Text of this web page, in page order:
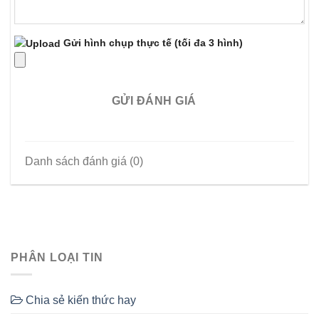
PHÂN LOẠI TIN
Chia sẻ kiến thức hay
Gửi hình chụp thực tế (tối đa 3 hình)
GỬI ĐÁNH GIÁ
Danh sách đánh giá (0)